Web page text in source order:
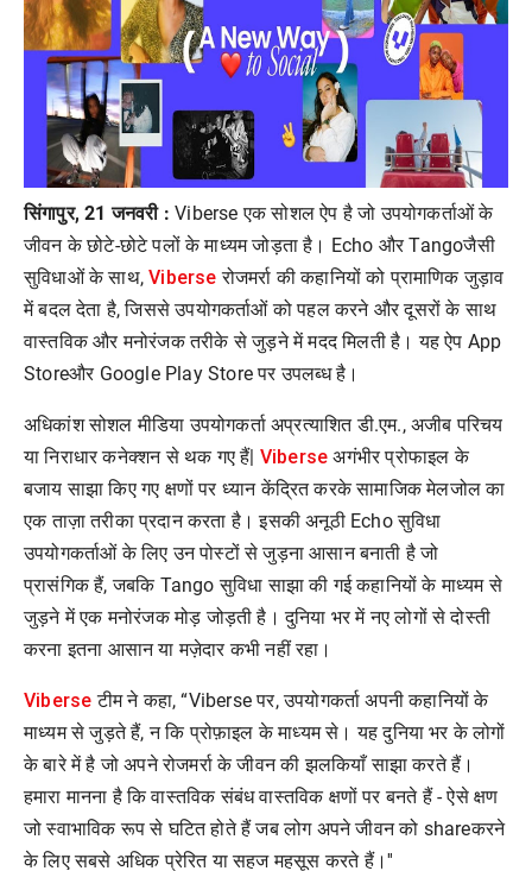
सिंगापुर, 21 जनवरी : Viberse एक सोशल ऐप है जो उपयोगकर्ताओं के
जीवन के छोटे-छोटे पलों के माध्यम जोड़ता है। Echo और Tangoजैसी
सुविधाओं के साथ,Viberse रोजमर्रा की कहानियों को प्रामाणिक जुड़ाव
में बदल देता है, जिससे उपयोगकर्ताओं को पहल करने और दूसरों के साथ
वास्तविक और मनोरंजक तरीके से जुड़ने में मदद मिलती है। यह ऐप App
Storeऔर Google Play Store पर उपलब्ध है।
अधिकांश सोशल मीडिया उपयोगकर्ता अप्रत्याशित डी.एम., अजीब परिचय
या निराधार कनेक्शन से थक गए हैं| Viberseअगंभीर प्रोफाइल के
बजाय साझा किए गए क्षणों पर ध्यान केंद्रित करके सामाजिक मेलजोल का
एक ताज़ा तरीका प्रदान करता है। इसकी अनूठी Echo सुविधा
उपयोगकर्ताओं के लिए उन पोस्टों से जुड़ना आसान बनाती है जो
प्रासंगिक हैं, जबकि Tango सुविधा साझा की गई कहानियों के माध्यम से
जुड़ने में एक मनोरंजक मोड़ जोड़ती है। दुनिया भर में नए लोगों से दोस्ती
करना इतना आसान या मज़ेदार कभी नहीं रहा।
Viberse टीम ने कहा, “Viberse पर, उपयोगकर्ता अपनी कहानियों के
माध्यम से जुड़ते हैं, न कि प्रोफ़ाइल के माध्यम से। यह दुनिया भर के लोगों
के बारे में है जो अपने रोजमर्रा के जीवन की झलकियाँ साझा करते हैं।
हमारा मानना है कि वास्तविक संबंध वास्तविक क्षणों पर बनते हैं - ऐसे क्षण
जो स्वाभाविक रूप से घटित होते हैं जब लोग अपने जीवन को shareकरने
के लिए सबसे अधिक प्रेरित या सहज महसूस करते हैं।''